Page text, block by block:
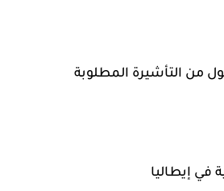
من التأشيرة المطلوبة
في إيطاليا